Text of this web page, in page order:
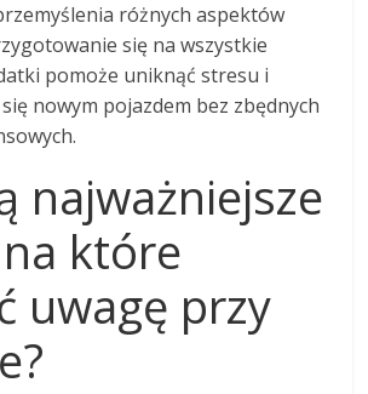
różnych aspektów
się na wszystkie
pomoże uniknąć stresu i
nowym pojazdem bez zbędnych
najważniejsze
które
uwagę przy